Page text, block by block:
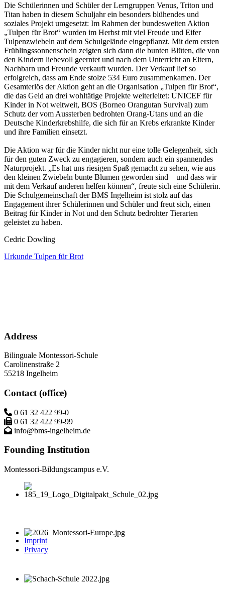
Die Schülerinnen und Schüler der Lerngruppen Venus, Triton und
Titan haben in diesem Schuljahr ein besonders blühendes und
soziales Projekt umgesetzt: Im Rahmen der bundesweiten Aktion
„Tulpen für Brot“ wurden im Herbst mit viel Freude und Eifer
Tulpenzwiebeln auf dem Schulgelände eingepflanzt. Mit dem ersten
Frühlingssonnenschein zeigten sich dann die bunten Blüten, die von
den Kindern liebevoll geerntet und nach dem Unterricht an Eltern,
Nachbarn und Freunde verkauft wurden. Der Verkauf lief so
erfolgreich, dass am Ende stolze 534 Euro zusammenkamen. Der
Gesamterlös der Aktion geht an die Organisation „Tulpen für Brot“,
die das Geld an drei wohltätige Projekte weiterleitet: UNICEF für
Kinder in Not weltweit, BOS (Borneo Orangutan Survival) zum
Schutz der vom Aussterben bedrohten Orang-Utans und an die
Deutsche Kinderkrebshilfe, die sich für an Krebs erkrankte Kinder
und ihre Familien einsetzt.
Die Aktion war für die Kinder nicht nur eine tolle Gelegenheit, sich
für den guten Zweck zu engagieren, sondern auch ein spannendes
Naturprojekt. „Es hat uns riesigen Spaß gemacht zu sehen, wie aus
den kleinen Zwiebeln bunte Blumen geworden sind – und dass wir
mit dem Verkauf anderen helfen können“, freute sich eine Schülerin.
Die Schulgemeinschaft der BMS Ingelheim ist stolz auf das
Engagement ihrer Schülerinnen und Schüler und freut sich, einen
Beitrag für Kinder in Not und den Schutz bedrohter Tierarten
geleistet zu haben.
Cedric Dowling
Urkunde Tulpen für Brot
Address
Bilinguale Montessori-Schule
Carolinenstraße 2
55218 Ingelheim
Contact (office)
0 61 32 422 99-0
0 61 32 422 99-99
info@bms-ingelheim.de
Founding Institution
Montessori-Bildungscampus e.V.
Imprint
Privacy